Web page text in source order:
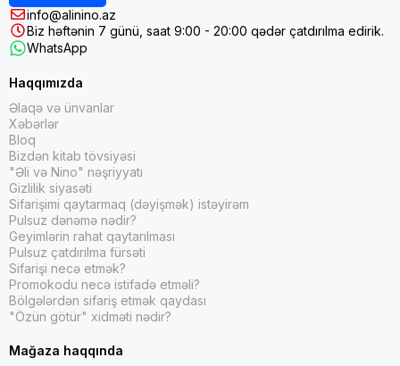
info@alinino.az
Biz həftənin 7 günü, saat 9:00 - 20:00 qədər çatdırılma edirik.
WhatsApp
Haqqımızda
Əlaqə və ünvanlar
Xəbərlər
Bloq
Bizdən kitab tövsiyəsi
"Əli və Nino" nəşriyyatı
Gizlilik siyasəti
Sifarişimi qaytarmaq (dəyişmək) istəyirəm
Pulsuz dənəmə nədir?
Geyimlərin rahat qaytarılması
Pulsuz çatdırılma fürsəti
Sifarişi necə etmək?
Promokodu necə istifadə etməli?
Bölgələrdən sifariş etmək qaydası
"Özün götür" xidməti nədir?
Mağaza haqqında